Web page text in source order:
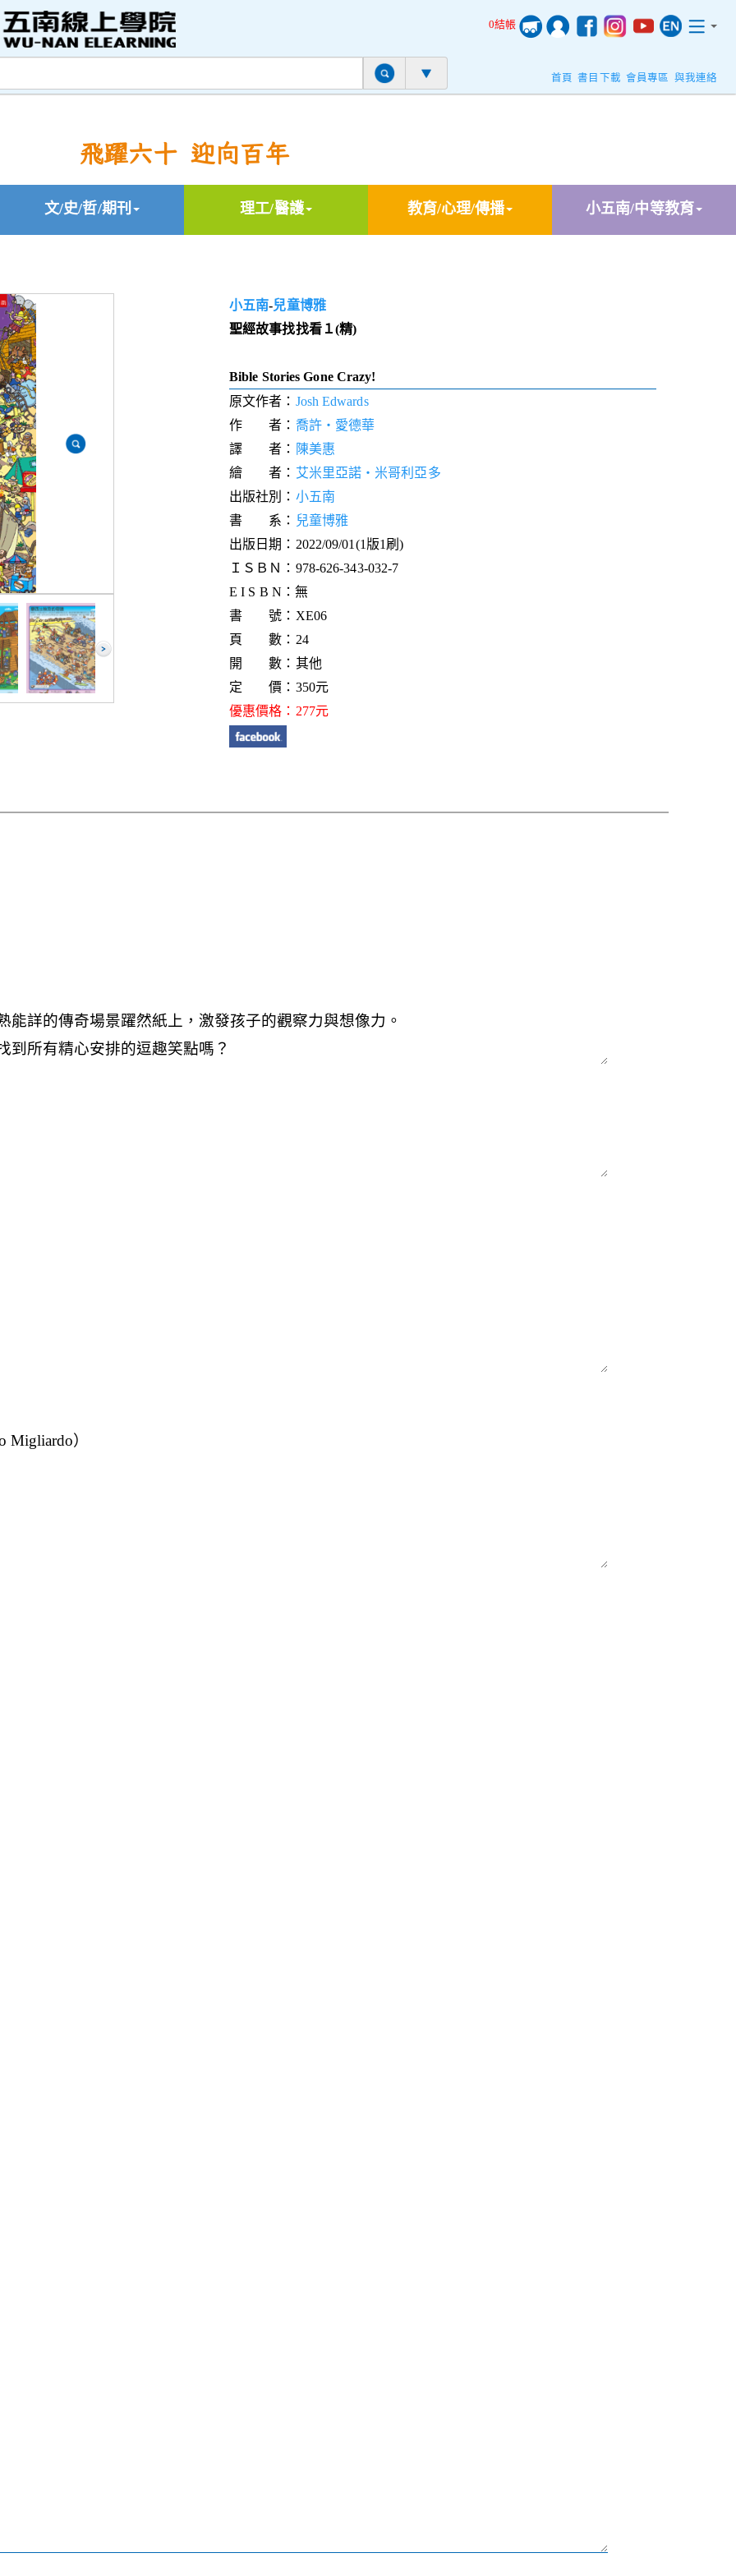
0結帳
首頁 書目下載 會員專區 與我連絡
飛躍六十 迎向百年
文/史/哲/期刊 理工/醫護 教育/心理/傳播 小五南/中等教育
小五南-兒童博雅
聖經故事找找看１(精)
Bible Stories Gone Crazy!
原文作者： Josh Edwards
作 者： 喬許‧愛德華
譯 者： 陳美惠
繪 者： 艾米里亞諾‧米哥利亞多
出版社別： 小五南
書 系： 兒童博雅
出版日期：2022/09/01(1版1刷)
ＩＳＢＮ：978-626-343-032-7
E I S B N：無
書 號：XE06
頁 數：24
開 數：其他
定 價：350元
優惠價格：277元